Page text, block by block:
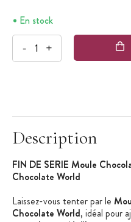
En stock
- +
Description
FIN DE SERIE Moule
Chocolate World
Laissez-vous tenter par le
Chocolate World, idéal pour